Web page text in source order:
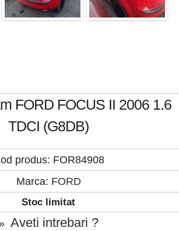
FORD FOCUS II 2006 1.6
TDCI (G8DB)
produs: FOR84908
Marca: FORD
Stoc limitat
» Aveti intrebari ?